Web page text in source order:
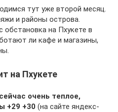
тут уже второй месяц.
и районы острова.
обстановка на Пхукете в
ли кафе и магазины,
на Пхукете
очень теплое,
+29 +30 (на сайте яндекс-